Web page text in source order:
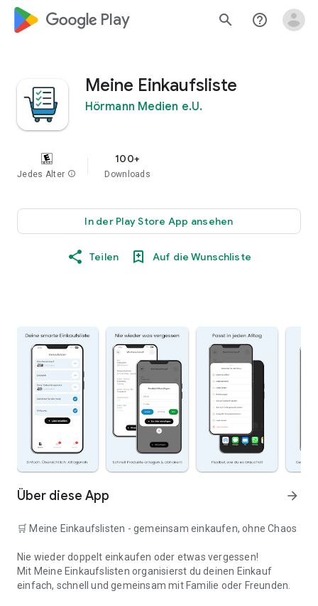
google_logo Play search help_outline
Meine Einkaufsliste
Hörmann Medien e.U.
Jedes Alter info
100+
Downloads
In der Play Store App ansehen
Teilen Auf die Wunschliste
Über diese App arrow_forward
🛒 Meine Einkaufslisten - gemeinsam einkaufen, ohne Chaos
Nie wieder doppelt einkaufen oder etwas vergessen!
Mit Meine Einkaufslisten organisierst du deinen Einkauf
einfach, schnell und gemeinsam mit Familie oder Freunden.